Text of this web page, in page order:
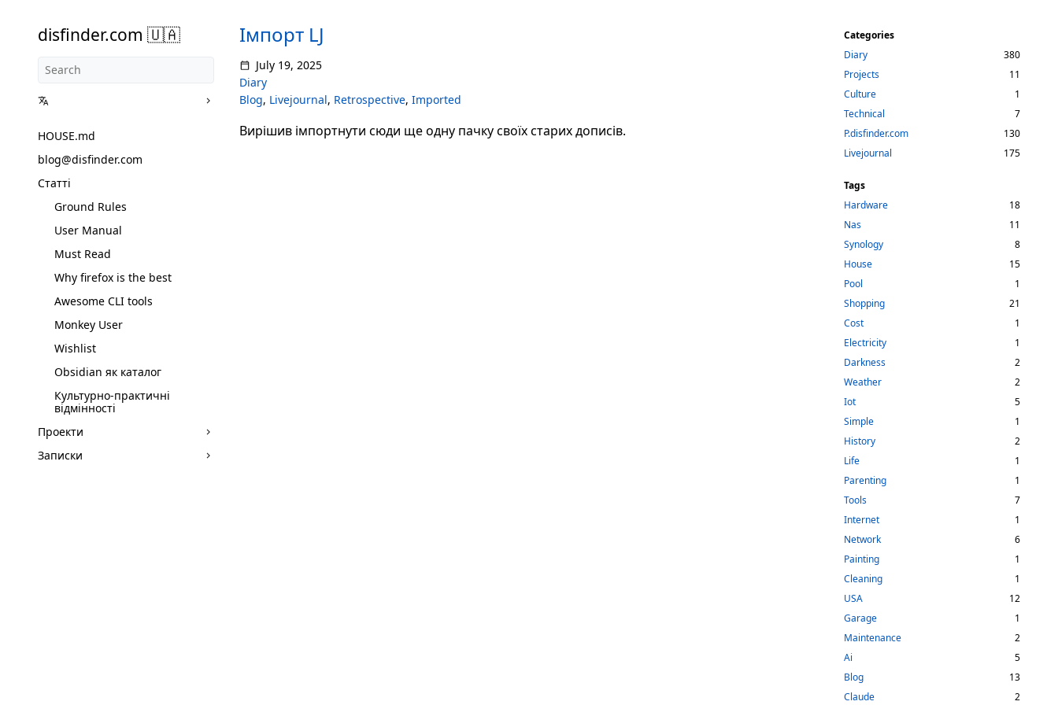
disfinder.com 🇺🇦
HOUSE.md
blog@disfinder.com
Статті
Ground Rules
User Manual
Must Read
Why firefox is the best
Awesome CLI tools
Monkey User
Wishlist
Obsidian як каталог
Культурно-практичні
відмінності
Проекти
Записки
Імпорт LJ
July 19, 2025
Diary
Blog, Livejournal, Retrospective, Imported
Вирішив імпортнути сюди ще одну пачку своїх старих дописів.
Categories
Diary
380
Projects
11
Culture
1
Technical
7
P.disfinder.com
130
Livejournal
175
Tags
Hardware
18
Nas
11
Synology
8
House
15
Pool
1
Shopping
21
Cost
1
Electricity
1
Darkness
2
Weather
2
Iot
5
Simple
1
History
2
Life
1
Parenting
1
Tools
7
Internet
1
Network
6
Painting
1
Cleaning
1
USA
12
Garage
1
Maintenance
2
Ai
5
Blog
13
Claude
2